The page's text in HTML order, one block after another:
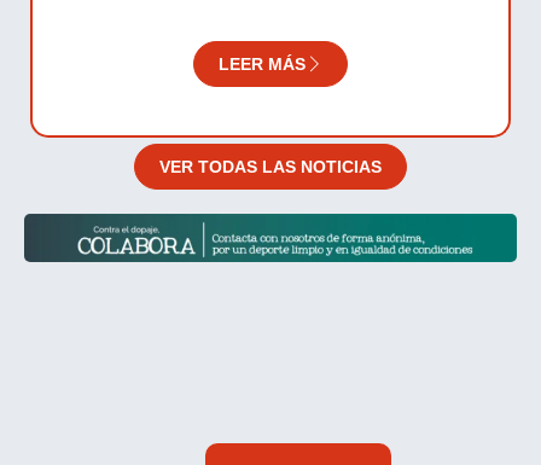
LEER MÁS
VER TODAS LAS NOTICIAS